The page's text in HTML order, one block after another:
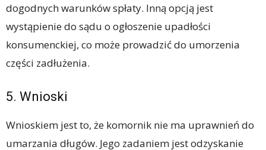
dogodnych warunków spłaty. Inną opcją jest
wystąpienie do sądu o ogłoszenie upadłości
konsumenckiej, co może prowadzić do umorzenia
części zadłużenia.
5. Wnioski
Wnioskiem jest to, że komornik nie ma uprawnień do
umarzania długów. Jego zadaniem jest odzyskanie